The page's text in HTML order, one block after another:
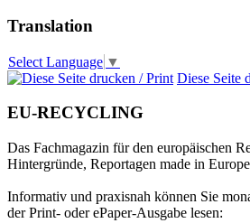
Translation
Select Language ▼
Diese Seite
EU-RECYCLING
Das Fachmagazin für den europäischen
Hintergründe, Reportagen made in
Informativ und praxisnah können Sie
der Print- oder ePaper-Ausgabe lesen: